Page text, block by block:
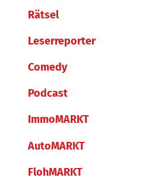
Rätsel
Leserreporter
Comedy
Podcast
ImmoMARKT
AutoMARKT
FlohMARKT